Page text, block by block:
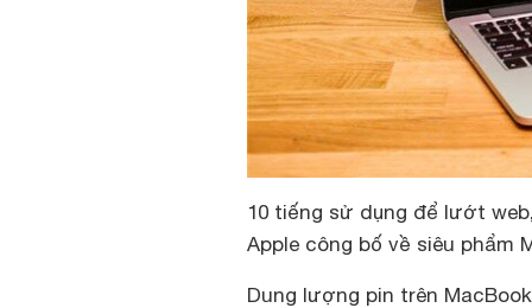
10 tiếng sử dụng để lướt
Apple công bố về siêu phẩm
Dung lượng pin trên